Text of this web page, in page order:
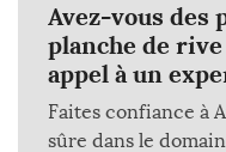
Avez-vous des
planche de
appel à un
Faites confiance à
sûre dans le